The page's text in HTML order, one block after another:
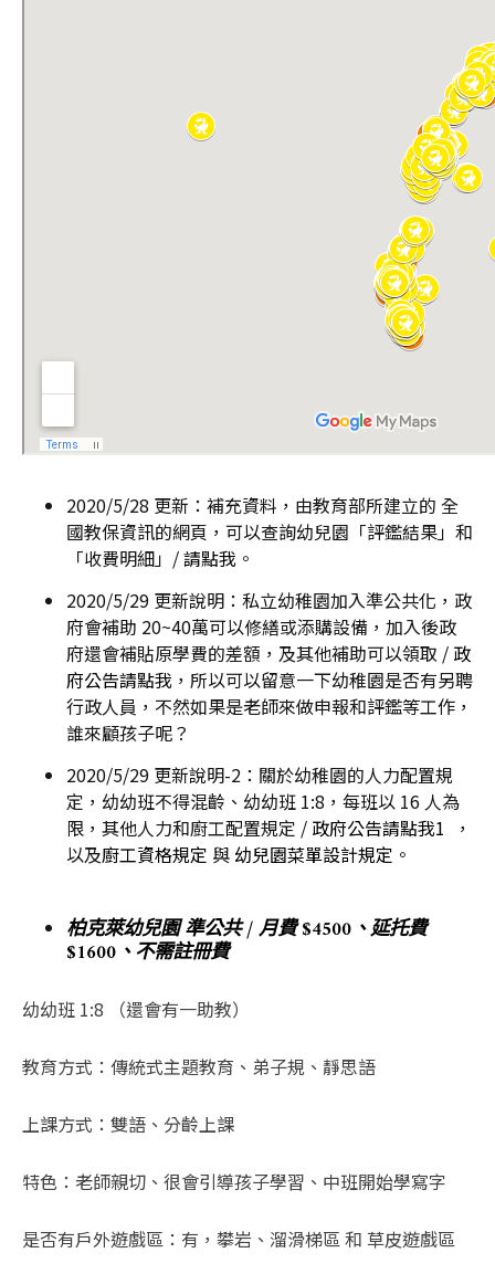
2020/5/28 更新：補充資料，由教育部所建立的 全
國教保資訊的網頁，可以查詢幼兒園「評鑑結果」和
「收費明細」/請點我 。
2020/5/29 更新說明：私立幼稚園加入準公共化，政
府會補助 20~40萬可以修繕或添購設備，加入後政
府還會補貼原學費的差額，及其他補助可以領取 / 政
府公告請點我 ，所以可以留意一下幼稚園是否有另聘
行政人員，不然如果是老師來做申報和評鑑等工作，
誰來顧孩子呢？
2020/5/29 更新說明-2：關於幼稚園的人力配置規
定，幼幼班不得混齡、幼幼班 1:8，每班以 16 人為
限，其他人力和廚工配置規定 / 政府公告請點我1
，
以及廚工資格規定 與 幼兒園菜單設計規定 。
柏克萊幼兒園 準公共 / 月費 $4500、延托費
$1600、不需註冊費
幼幼班 1:8 （還會有一助教）
教育方式：傳統式主題教育、弟子規、靜思語
上課方式：雙語、分齡上課
特色：老師親切、很會引導孩子學習、中班開始學寫字
是否有戶外遊戲區：有，攀岩、溜滑梯區 和 草皮遊戲區